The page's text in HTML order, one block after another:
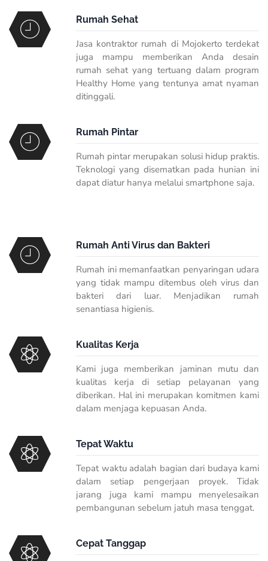
Rumah Sehat
Jasa kontraktor rumah di Mojokerto terdekat
juga mampu memberikan Anda desain
rumah sehat yang tertuang dalam program
Healthy Home yang tentunya amat nyaman
ditinggali.
Rumah Pintar
Rumah pintar merupakan solusi hidup praktis.
Teknologi yang disematkan pada hunian ini
dapat diatur hanya melalui smartphone saja.
Rumah Anti Virus dan Bakteri
Rumah ini memanfaatkan penyaringan udara
yang tidak mampu ditembus oleh virus dan
bakteri dari luar. Menjadikan rumah
senantiasa higienis.
Kualitas Kerja
Kami juga memberikan jaminan mutu dan
kualitas kerja di setiap pelayanan yang
diberikan. Hal ini merupakan komitmen kami
dalam menjaga kepuasan Anda.
Tepat Waktu
Tepat waktu adalah bagian dari budaya kami
dalam setiap pengerjaan proyek. Tidak
jarang juga kami mampu menyelesaikan
pembangunan sebelum jatuh masa tenggat.
Cepat Tanggap